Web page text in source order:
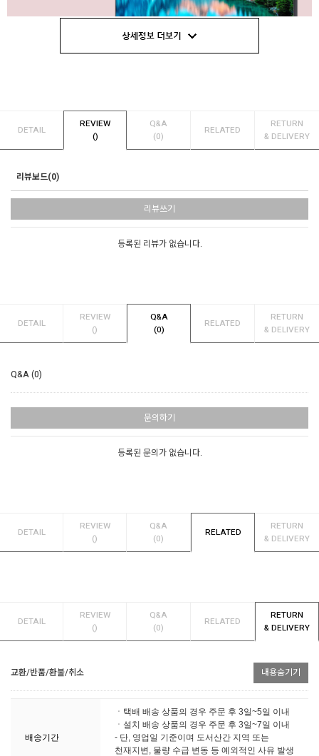
DETAIL
REVIEW
()
Q&A
(0)
RELATED
RETURN
& DELIVERY
리뷰보드(0)
리뷰쓰기
등록된 리뷰가 없습니다.
DETAIL
REVIEW
()
Q&A
(0)
RELATED
RETURN
& DELIVERY
Q&A (0)
문의하기
등록된 문의가 없습니다.
DETAIL
REVIEW
()
Q&A
(0)
RELATED
RETURN
& DELIVERY
DETAIL
REVIEW
()
Q&A
(0)
RELATED
RETURN
& DELIVERY
교환/반품/환불/취소 내용숨기기
배송기간
ㆍ택배 배송 상품의 경우 주문 후 3일~5일 이내
ㆍ설치 배송 상품의 경우 주문 후 3일~7일 이내
- 단, 영업일 기준이며 도서산간 지역 또는
천재지변, 물량 수급 변동 등 예외적인 사유 발생